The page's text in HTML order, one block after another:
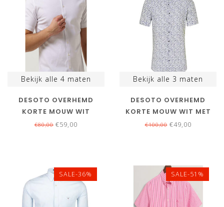
Bekijk alle 4 maten
DESOTO OVERHEMD
KORTE MOUW WIT
STRUCTUUR
€80,00 €59,00
Bekijk alle 3 maten
DESOTO OVERHEMD
KORTE MOUW WIT MET
ZWART GRIJS GEEL
€100,00€49,00
SALE-36% SALE-51%